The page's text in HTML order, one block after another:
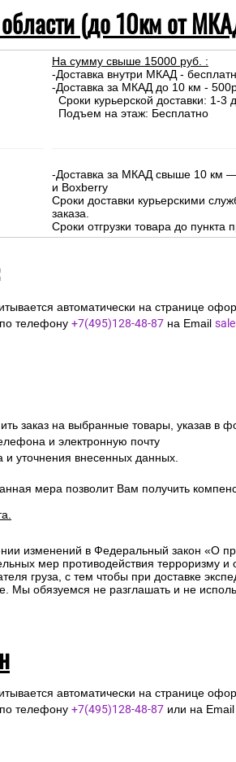
(до 10км от
На сумму свыше 15000 руб. :
-Доставка внутри МКАД -
-Доставка за МКАД до 10 км -
Сроки курьерской доставки: 1-3
Подъем на этаж: Бесплатно
-Доставка за МКАД свыше 10 км —
и Boxberry
Сроки доставки курьерскими
заказа.
Сроки отгрузки товара до пункта
автоматически на странице
телефону +7(495)128-48-87 на Email
заказ на выбранные товары, указав в
и электронную почту
уточнения внесенных данных.
мера позволит Вам получить
изменений в Федеральный закон «О
мер противодействия терроризму
груза, с тем чтобы при доставке
обязуемся не разглашать и не
автоматически на странице
телефону +7(495)128-48-87 или на Email